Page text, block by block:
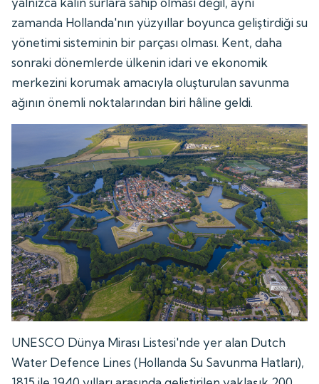
zamanda Hollanda'nın yüzyıllar boyunca geliştirdiği su
yönetimi sisteminin bir parçası olması. Kent, daha
sonraki dönemlerde ülkenin idari ve ekonomik
merkezini korumak amacıyla oluşturulan savunma
ağının önemli noktalarından biri hâline geldi.
UNESCO Dünya Mirası Listesi'nde yer alan Dutch
Water Defence Lines (Hollanda Su Savunma Hatları),